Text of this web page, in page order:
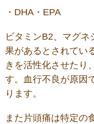
・DHA・EPA
ビタミンB2、マグ
果があるとされてい
きを活性化させたり
す。血行不良が原因
ります。
また片頭痛は特定の